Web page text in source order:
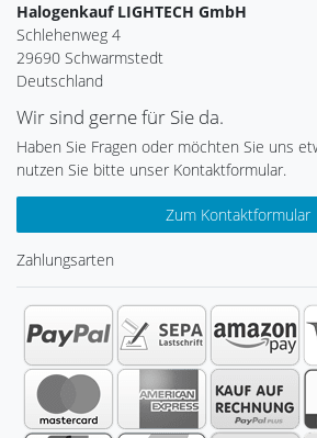
Halogenkauf LIGHTECH GmbH
Schlehenweg 4
29690 Schwarmstedt
Deutschland
Wir sind gerne für Sie da.
Haben Sie Fragen oder möchten Sie uns
nutzen Sie bitte unser Kontaktformular.
Zum Kontaktformular
Zahlungsarten